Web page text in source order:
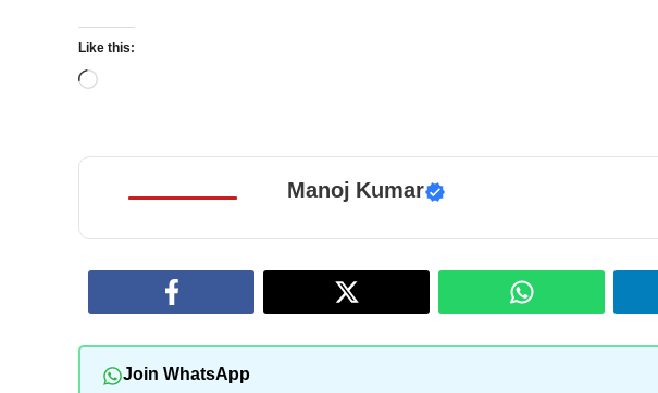
Like this:
Loading…
Manoj Kumar
Join WhatsApp